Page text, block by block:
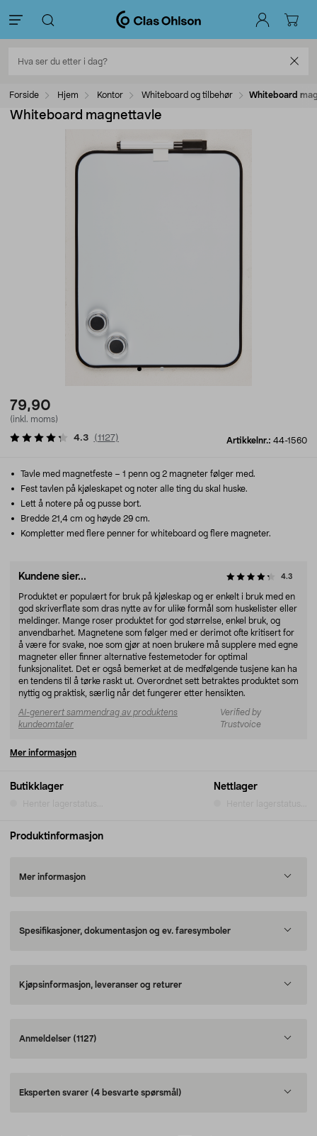
Forside Hjem Kontor Whiteboard og tilbehør Whiteboard
Whiteboard magnettavle
79,90
(inkl. moms)
Artikkelnr.: 44-1560
4.3 (1127)
Butikklager Nettlager
Tavle med magnetfeste – 1 penn og 2 magneter følger med.
Fest tavlen på kjøleskapet og noter alle ting du skal huske.
Lett å notere på og pusse bort.
Bredde 21,4 cm og høyde 29 cm.
Kompletter med flere penner for whiteboard og flere magneter.
Kundene sier... 4.3
Produktet er populært for bruk på kjøleskap og er enkelt i bruk med en
god skriverflate som dras nytte av for ulike formål som huskelister eller
meldinger. Mange roser produktet for god størrelse, enkel bruk, og
anvendbarhet. Magnetene som følger med er derimot ofte kritisert for
å være for svake, noe som gjør at noen brukere må supplere med egne
magneter eller finner alternative festemetoder for optimal
funksjonalitet. Det er også bemerket at de medfølgende tusjene kan ha
en tendens til å tørke raskt ut. Overordnet sett betraktes produktet som
nyttig og praktisk, særlig når det fungerer etter hensikten.
AI-generert sammendrag av produktens
kundeomtaler
Verified by
Trustvoice
Mer informasjon
Produktinformasjon
Mer informasjon
Spesifikasjoner, dokumentasjon og ev. faresymboler
Kjøpsinformasjon, leveranser og returer
Anmeldelser (1127)
Eksperten svarer (4 besvarte spørsmål)